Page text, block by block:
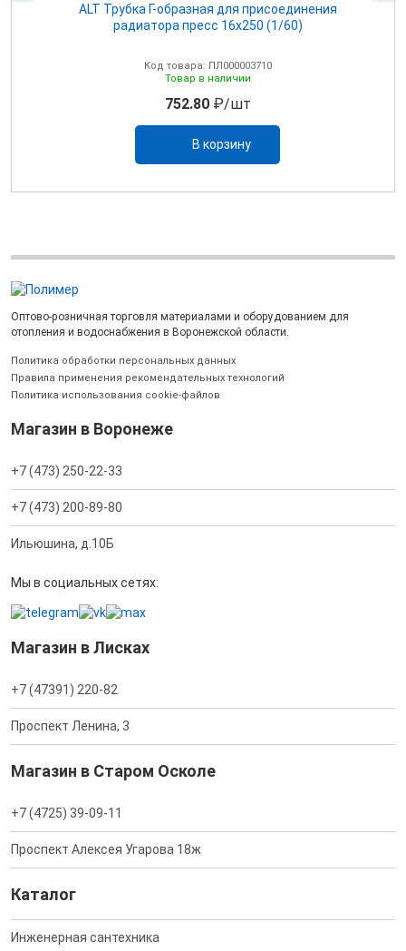
ALT Трубка Г-образная для присоединения
радиатора пресс 16х250 (1/60)
Код товара: ПЛ000003710
Товар в наличии
752.80₽/шт
В корзину
Оптово-розничная торговля материалами и оборудованием для
отопления и водоснабжения в Воронежской области.
Политика обработки персональных данных
Правила применения рекомендательных технологий
Политика использования cookie-файлов
Магазин в Воронеже
+7 (473) 250-22-33
+7 (473) 200-89-80
Ильюшина, д.10Б
Мы в социальных сетях:
Магазин в Лисках
+7 (47391) 220-82
Проспект Ленина, 3
Магазин в Старом Осколе
+7 (4725) 39-09-11
Проспект Алексея Угарова 18ж
Каталог
Инженерная сантехника